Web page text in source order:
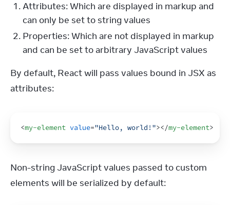
Attributes: Which are displayed in markup and
can only be set to string values
Properties: Which are not displayed in markup
and can be set to arbitrary JavaScript values
By default, React will pass values bound in JSX as
attributes:
<my-element value="Hello, world!"></my-element>
Non-string JavaScript values passed to custom
elements will be serialized by default: